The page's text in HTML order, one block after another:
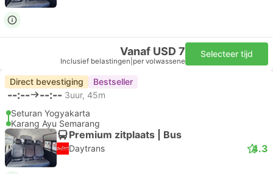
Vanaf USD 7
Inclusief belastingen per volwassene
Selecteer tijd
Direct bevestiging Bestseller
--:-- --:-- 3uur, 45m
Seturan Yogyakarta
Karang Ayu Semarang
Premium zitplaats | Bus
Daytrans 4.3